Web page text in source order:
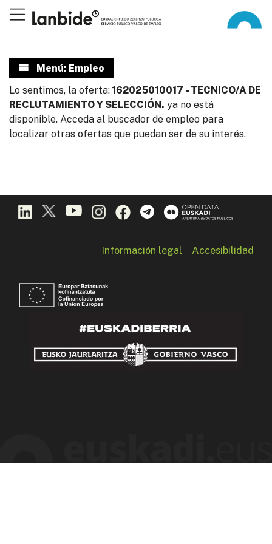
Menú: Empleo
Lo sentimos, la oferta: 162025010017 - TECNICO/A DE
RECLUTAMIENTO Y SELECCIÓN. ya no está
disponible. Acceda al buscador de empleo para
localizar otras ofertas que puedan ser de su interés.
Información legal Accesibilidad